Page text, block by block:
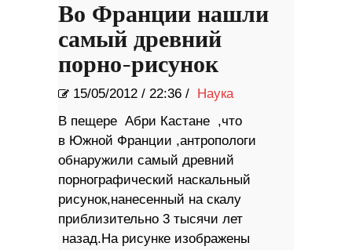
Во Франции нашли
самый древний
порно-рисунок
15/05/2012 / 22:36 /
Наука
В пещере Абри Кастане ,что
в Южной Франции ,антропологи
обнаружили самый древний
порнографический наскальный
рисунок,нанесенный на скалу
приблизительно 3 тысячи лет
назад.На рисунке изображены